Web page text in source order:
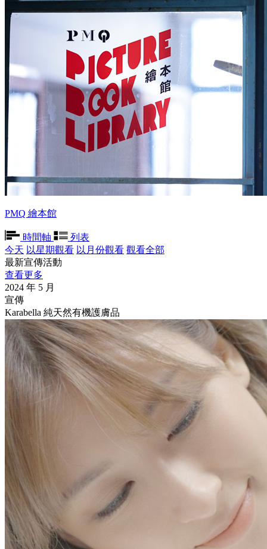
PMQ 繪本館
時間軸
列表
今天 以星期觀看 以月份觀看 觀看全部
最新宣傳活動
查看更多
2024 年 5 月
宣傳
Karabella 純天然有機護膚品